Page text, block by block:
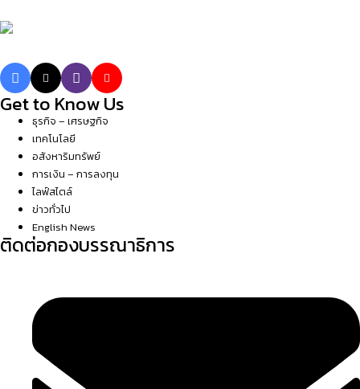
Get to Know Us
ธุรกิจ – เศรษฐกิจ
เทคโนโลยี
อสังหาริมทรัพย์
การเงิน – การลงทุน
ไลฟ์สไตล์
ข่าวทั่วไป
English News
ติดต่อกองบรรณาธิการ